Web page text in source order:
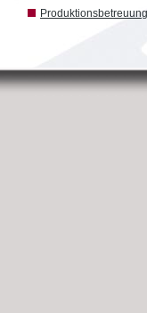
Produktionsbetreuung